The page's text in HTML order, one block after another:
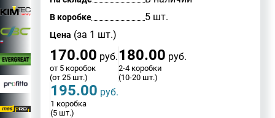
В коробке 5 шт.
Цена (за 1 шт.)
170.00 руб.
от 5 коробок
(от 25 шт.)
180.00 руб.
2-4 коробки
(10-20 шт.)
195.00 руб.
1 коробка
(5 шт.)